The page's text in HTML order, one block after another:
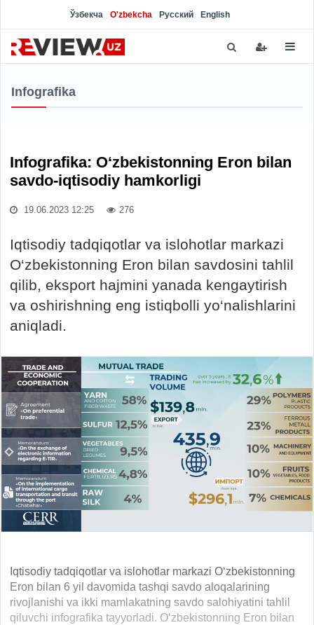
Ўзбекча O'zbekcha Русский English
Infografika
Infografika: O‘zbekistonning Eron bilan
savdo-iqtisodiy hamkorligi
19.06.2023 12:25 276
Iqtisodiy tadqiqotlar va islohotlar markazi
O‘zbekistonning Eron bilan savdosini tahlil
qilib, eksport hajmini yanada kengaytirish
va oshirishning eng istiqbolli yo‘nalishlarini
aniqladi.
Iqtisodiy tadqiqotlar va islohotlar markazi O‘zbekistonning
Eron bilan 6 yil davomida tashqi savdo aloqalarining
rivojlanishi va ikki mamlakatning savdo salohiyatini tahlil
qiluvchi infografika tayyorladi. O‘zbekistonning Eron bilan